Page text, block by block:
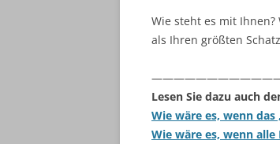
Wie steht es mit
als Ihren größten
Lesen Sie dazu auch
Wie wäre es, wenn
Wie wäre es, wenn